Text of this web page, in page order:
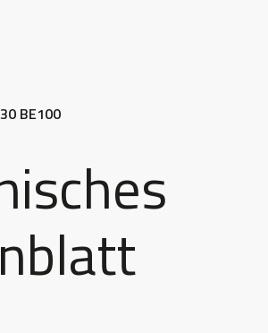
BE100